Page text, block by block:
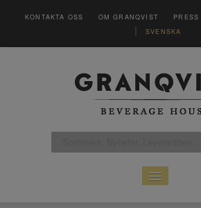
KONTAKTA OSS OM GRANQVIST PRESS
| SVENSKA